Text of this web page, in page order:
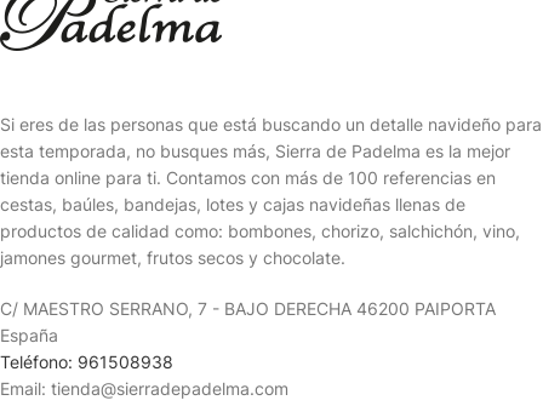
Si eres de las personas que está buscando un detalle navideño para
esta temporada, no busques más, Sierra de Padelma es la mejor
tienda online para ti. Contamos con más de 100 referencias en
cestas, baúles, bandejas, lotes y cajas navideñas llenas de
productos de calidad como: bombones, chorizo, salchichón, vino,
jamones gourmet, frutos secos y chocolate.
C/ MAESTRO SERRANO, 7 - BAJO DERECHA 46200 PAIPORTA
España
Teléfono: 961508938
Email: tienda@sierradepadelma.com